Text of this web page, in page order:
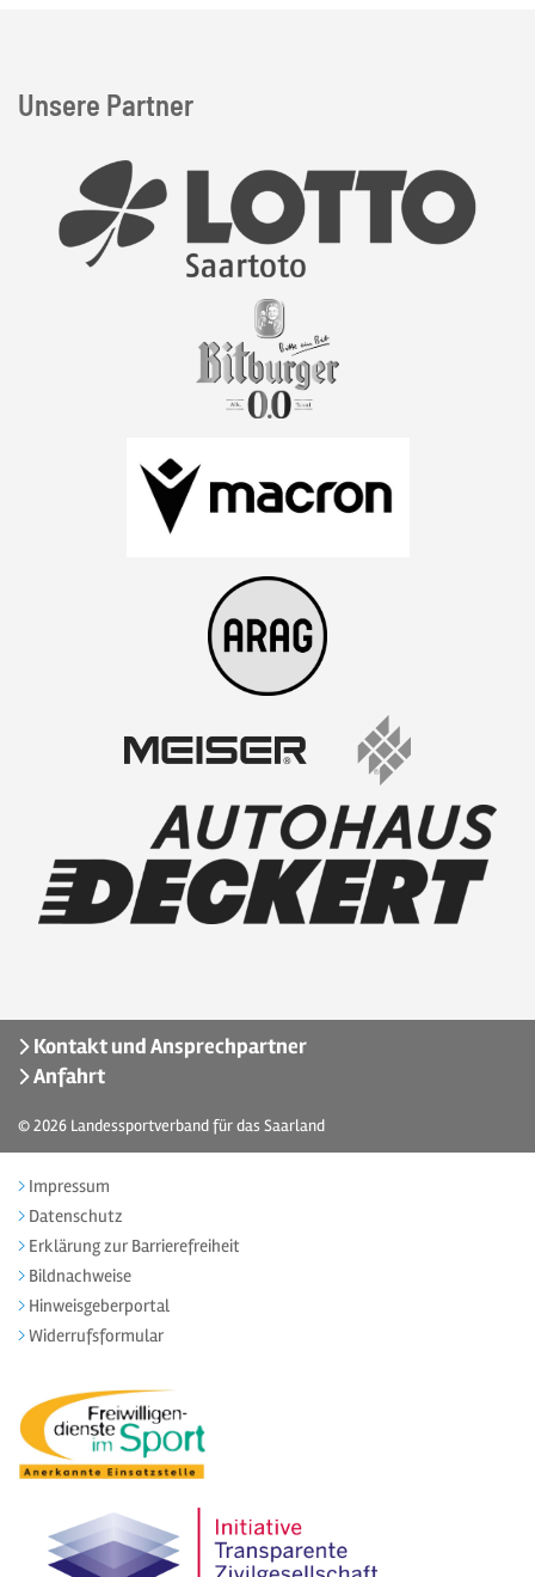
Unsere Partner
Kontakt und Ansprechpartner
Anfahrt
© 2026 Landessportverband für das Saarland
Impressum
Datenschutz
Erklärung zur Barrierefreiheit
Bildnachweise
Hinweisgeberportal
Widerrufsformular